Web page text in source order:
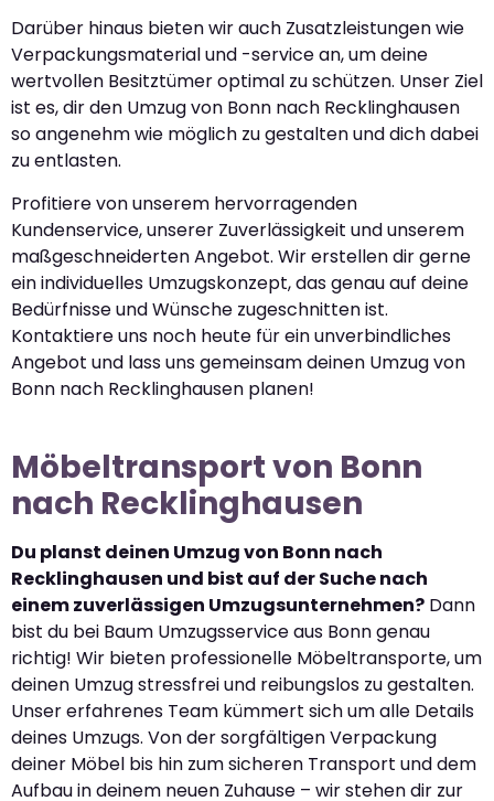
Darüber hinaus bieten wir auch Zusatzleistungen wie
Verpackungsmaterial und -service an, um deine
wertvollen Besitztümer optimal zu schützen. Unser Ziel
ist es, dir den Umzug von Bonn nach Recklinghausen
so angenehm wie möglich zu gestalten und dich dabei
zu entlasten.
Profitiere von unserem hervorragenden
Kundenservice, unserer Zuverlässigkeit und unserem
maßgeschneiderten Angebot. Wir erstellen dir gerne
ein individuelles Umzugskonzept, das genau auf deine
Bedürfnisse und Wünsche zugeschnitten ist.
Kontaktiere uns noch heute für ein unverbindliches
Angebot und lass uns gemeinsam deinen Umzug von
Bonn nach Recklinghausen planen!
Möbeltransport von Bonn
nach Recklinghausen
Du planst deinen Umzug von Bonn nach
Recklinghausen und bist auf der Suche nach
einem zuverlässigen Umzugsunternehmen? Dann
bist du bei Baum Umzugsservice aus Bonn genau
richtig! Wir bieten professionelle Möbeltransporte, um
deinen Umzug stressfrei und reibungslos zu gestalten.
Unser erfahrenes Team kümmert sich um alle Details
deines Umzugs. Von der sorgfältigen Verpackung
deiner Möbel bis hin zum sicheren Transport und dem
Aufbau in deinem neuen Zuhause – wir stehen dir zur